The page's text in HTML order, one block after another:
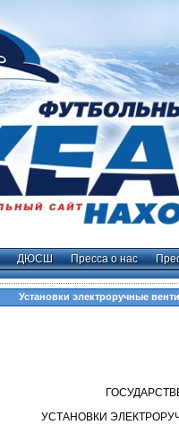
ДЮСШ Пресса о нас
Установки электроручные
УСТАНОВКИ